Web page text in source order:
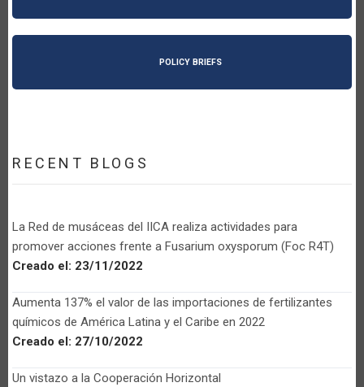
POLICY BRIEFS
RECENT BLOGS
La Red de musáceas del IICA realiza actividades para
promover acciones frente a Fusarium oxysporum (Foc R4T)
Creado el: 23/11/2022
Aumenta 137% el valor de las importaciones de fertilizantes
químicos de América Latina y el Caribe en 2022
Creado el: 27/10/2022
Un vistazo a la Cooperación Horizontal